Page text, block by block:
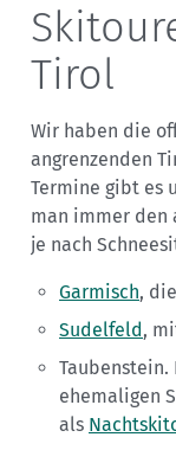
Tirol
Wir haben die
angrenzenden
Termine gibt es
man immer den
je nach
Garmisch,
Sudelfeld ,
Taubenstein.
ehemaligen
als